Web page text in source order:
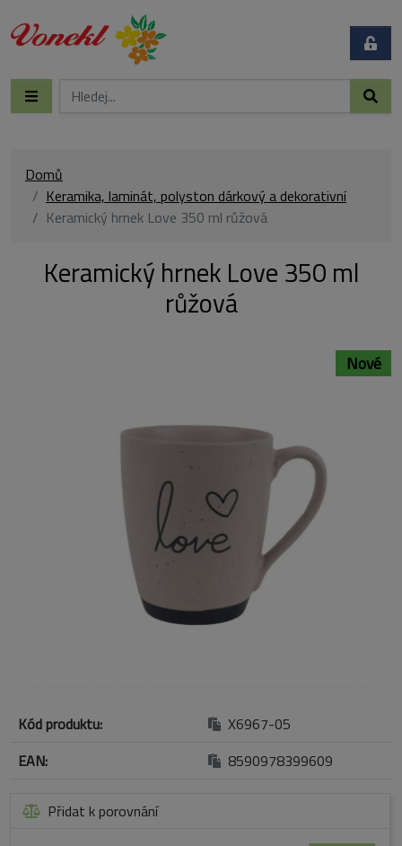
Domů
Keramika, laminát, polyston dárkový a dekorativní
Keramický hrnek Love 350 ml růžová
Keramický hrnek Love 350 ml
růžová
Nové
Kód produktu:
X6967-05
EAN:
8590978399609
Přidat k porovnání